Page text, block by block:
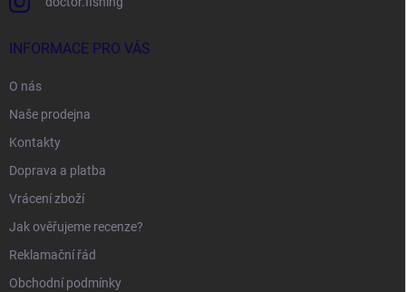
INFORMACE PRO VÁS
O nás
Naše prodejna
Kontakty
Doprava a platba
Vrácení zboží
Jak ověřujeme recenze?
Reklamační řád
Obchodní podmínky